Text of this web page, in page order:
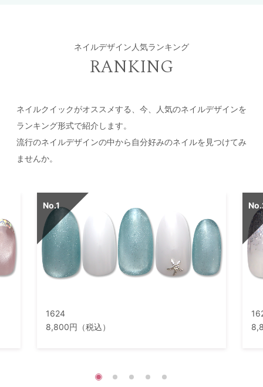
ネイルデザイン人気ランキング
RANKING
ネイルクイックがオススメする、今、人気のネイルデザインを
ランキング形式で紹介します。
流行のネイルデザインの中から自分好みのネイルを見つけてみ
ませんか。
1624
8,800円（税込）